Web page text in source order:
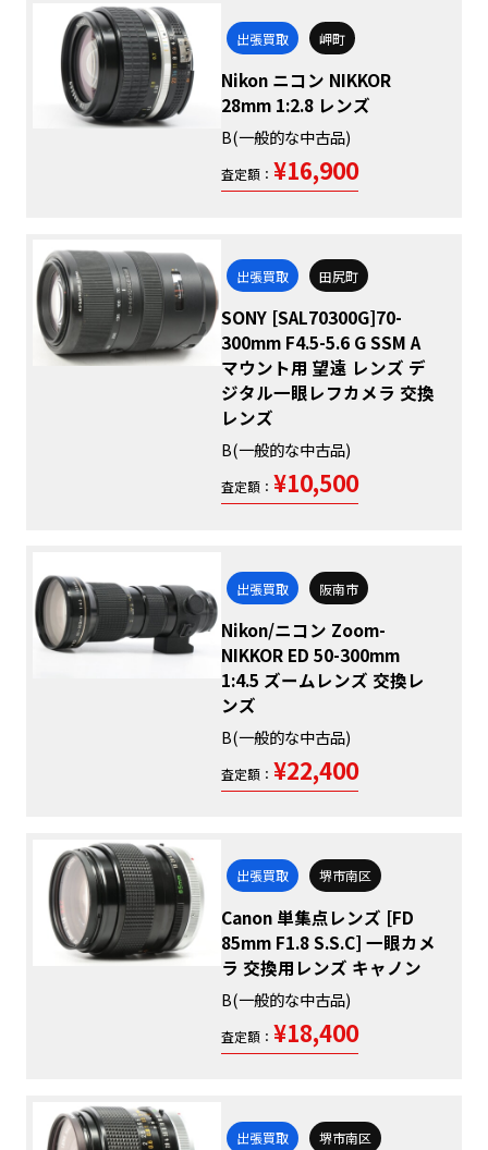
出張買取 岬町
Nikon ニコン NIKKOR
28mm 1:2.8 レンズ
B(一般的な中古品)
査定額： ¥16,900
出張買取 田尻町
SONY [SAL70300G]70-
300mm F4.5-5.6 G SSM A
マウント用 望遠 レンズ デ
ジタル一眼レフカメラ 交換
レンズ
B(一般的な中古品)
査定額： ¥10,500
出張買取 阪南市
Nikon/ニコン Zoom-
NIKKOR ED 50-300mm
1:4.5 ズームレンズ 交換レ
ンズ
B(一般的な中古品)
査定額： ¥22,400
出張買取 堺市南区
Canon 単集点レンズ [FD
85mm F1.8 S.S.C] 一眼カメ
ラ 交換用レンズ キャノン
B(一般的な中古品)
査定額： ¥18,400
出張買取 堺市南区